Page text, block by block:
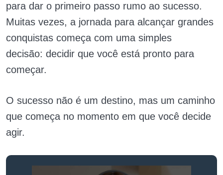
para dar o primeiro passo rumo ao sucesso.
Muitas vezes, a jornada para alcançar grandes
conquistas começa com uma simples
decisão: decidir que você está pronto para
começar.
O sucesso não é um destino, mas um caminho
que começa no momento em que você decide
agir.